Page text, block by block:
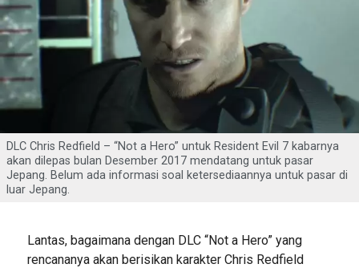
DLC Chris Redfield – “Not a Hero” untuk Resident Evil 7 kabarnya
akan dilepas bulan Desember 2017 mendatang untuk pasar
Jepang. Belum ada informasi soal ketersediaannya untuk pasar di
luar Jepang.
Lantas, bagaimana dengan DLC “Not a Hero” yang
rencananya akan berisikan karakter Chris Redfield